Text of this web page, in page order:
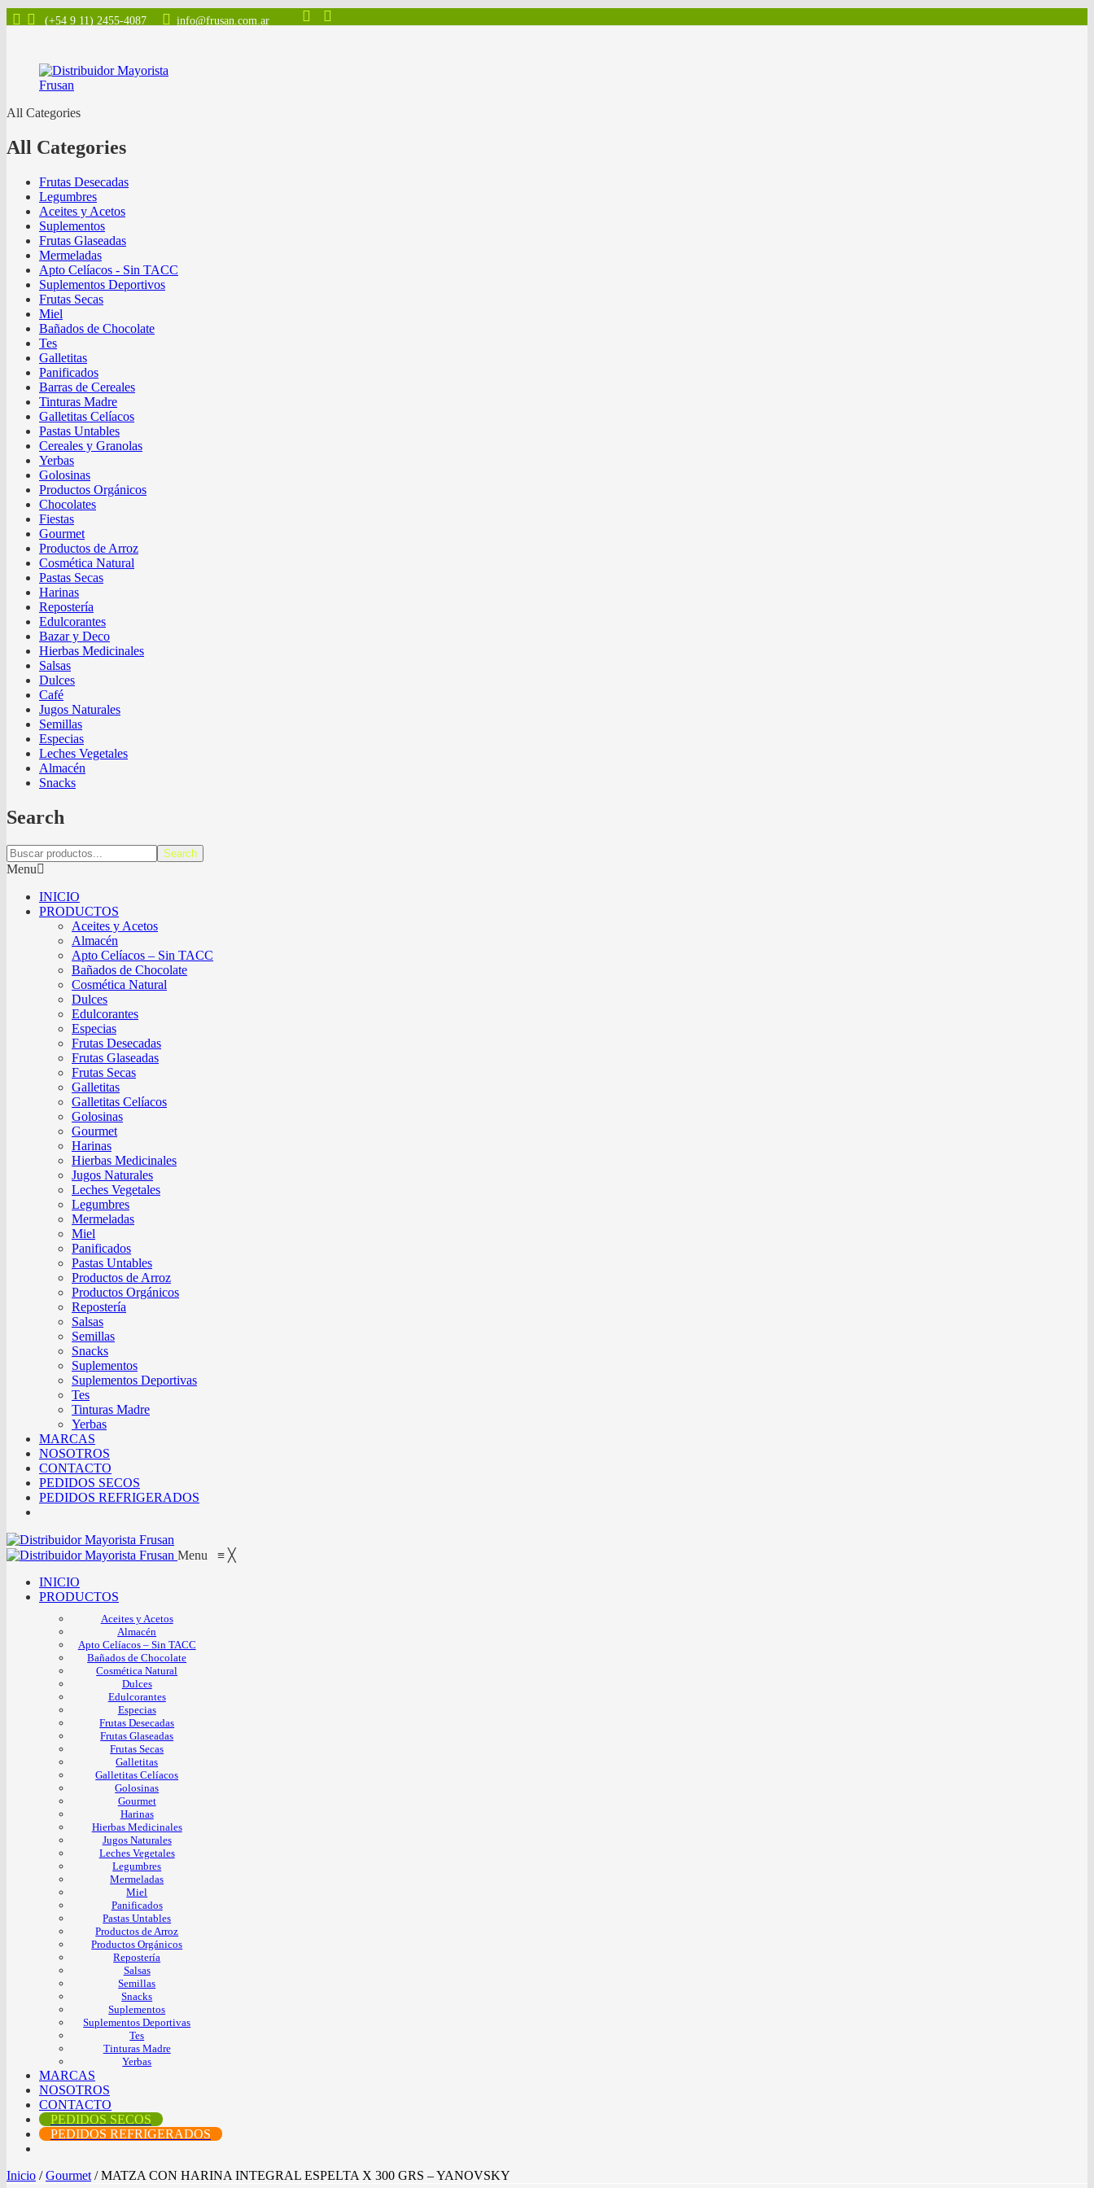
(+54 9 11) 2455-4087 info@frusan.com.ar
All Categories
All Categories
Frutas Desecadas
Legumbres
Aceites y Acetos
Suplementos
Frutas Glaseadas
Mermeladas
Apto Celíacos - Sin TACC
Suplementos Deportivos
Frutas Secas
Miel
Bañados de Chocolate
Tes
Galletitas
Panificados
Barras de Cereales
Tinturas Madre
Galletitas Celíacos
Pastas Untables
Cereales y Granolas
Yerbas
Golosinas
Productos Orgánicos
Chocolates
Fiestas
Gourmet
Productos de Arroz
Cosmética Natural
Pastas Secas
Harinas
Repostería
Edulcorantes
Bazar y Deco
Hierbas Medicinales
Salsas
Dulces
Café
Jugos Naturales
Semillas
Especias
Leches Vegetales
Almacén
Snacks
Search
Search
Menu
INICIO
PRODUCTOS
Aceites y Acetos
Almacén
Apto Celíacos – Sin TACC
Bañados de Chocolate
Cosmética Natural
Dulces
Edulcorantes
Especias
Frutas Desecadas
Frutas Glaseadas
Frutas Secas
Galletitas
Galletitas Celíacos
Golosinas
Gourmet
Harinas
Hierbas Medicinales
Jugos Naturales
Leches Vegetales
Legumbres
Mermeladas
Miel
Panificados
Pastas Untables
Productos de Arroz
Productos Orgánicos
Repostería
Salsas
Semillas
Snacks
Suplementos
Suplementos Deportivas
Tes
Tinturas Madre
Yerbas
MARCAS
NOSOTROS
CONTACTO
PEDIDOS SECOS
PEDIDOS REFRIGERADOS
Menu ≡ ╳
INICIO
PRODUCTOS
Aceites y Acetos
Almacén
Apto Celíacos – Sin TACC
Bañados de Chocolate
Cosmética Natural
Dulces
Edulcorantes
Especias
Frutas Desecadas
Frutas Glaseadas
Frutas Secas
Galletitas
Galletitas Celíacos
Golosinas
Gourmet
Harinas
Hierbas Medicinales
Jugos Naturales
Leches Vegetales
Legumbres
Mermeladas
Miel
Panificados
Pastas Untables
Productos de Arroz
Productos Orgánicos
Repostería
Salsas
Semillas
Snacks
Suplementos
Suplementos Deportivas
Tes
Tinturas Madre
Yerbas
MARCAS
NOSOTROS
CONTACTO
PEDIDOS SECOS
PEDIDOS REFRIGERADOS
Inicio / Gourmet /MATZA CON HARINA INTEGRAL ESPELTA X 300 GRS – YANOVSKY